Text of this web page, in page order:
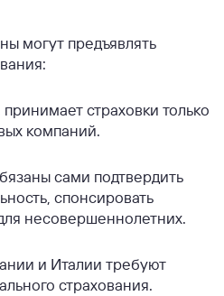
могут предъявлять
страховки только
компаний.
сами подтвердить
спонсировать
несовершеннолетних.
и Италии требуют
страхования.